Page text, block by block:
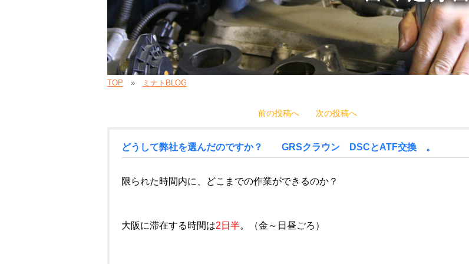
TOP ミナトBLOG
前の投稿へ 次の投稿へ
どうして弊社を選んだのですか？ GRSクラウン DSCとATF交換 。
限られた時間内に、どこまでの作業ができるのか？
大阪に滞在する時間は2日半。（金～日昼ごろ）